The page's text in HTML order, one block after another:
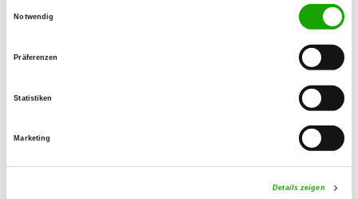
Notwendig
Präferenzen
Statistiken
Marketing
Details zeigen
Angebot:
Agility, Rettungshunde
Übungszeiten im Sommer: